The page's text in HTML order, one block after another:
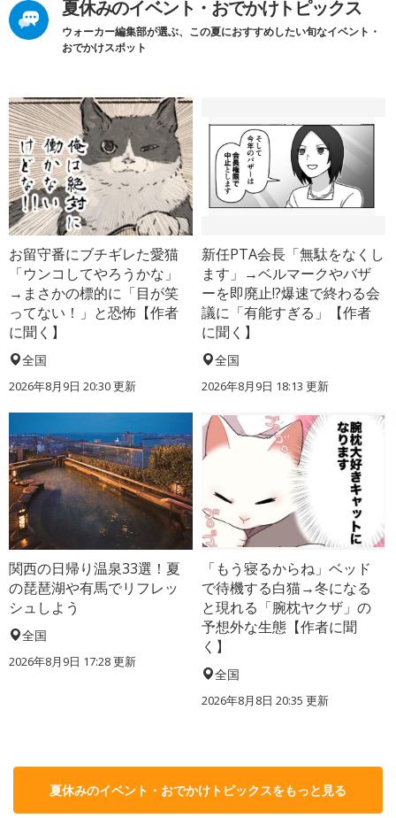
夏休みのイベント・おでかけトピックス
ウォーカー編集部が選ぶ、この夏におすすめしたい旬なイベント・
おでかけスポット
お留守番にブチギレた愛猫
「ウンコしてやろうかな」
→まさかの標的に「目が笑
ってない！」と恐怖【作者
に聞く】
全国
2026年8月9日 20:30更新
新任PTA会長「無駄をなくし
ます」→ベルマークやバザ
ーを即廃止!?爆速で終わる会
議に「有能すぎる」【作者
に聞く】
全国
2026年8月9日 18:13 更新
関西の日帰り温泉33選！夏
の琵琶湖や有馬でリフレッ
シュしよう
全国
2026年8月9日 17:28更新
「もう寝るからね」ベッド
で待機する白猫→冬になる
と現れる「腕枕ヤクザ」の
予想外な生態【作者に聞
く】
全国
2026年8月8日 20:35 更新
夏休みのイベント・おでかけトピックスをもっと見る